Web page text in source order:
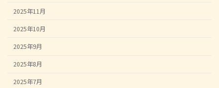
2025年11月
2025年10月
2025年9月
2025年8月
2025年7月